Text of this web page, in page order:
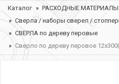
Каталог
РАСХОДНЫЕ
Сверла / наборы сверел /
СВЕРЛА по дереву перовые
Сверло по дереву перовое